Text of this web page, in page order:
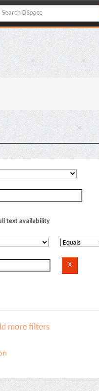
text availability
more filters